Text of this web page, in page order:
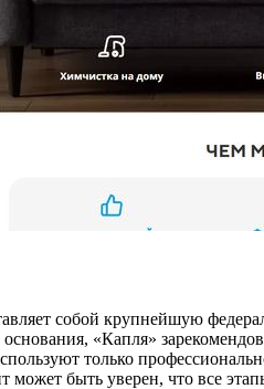
собой крупнейшую
«Капля»
только
быть уверен, что все